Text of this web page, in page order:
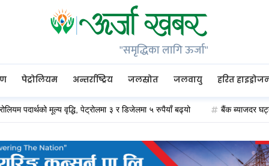
"समृद्धिका लागि ऊर्जा"
पेट्रोलियम अन्तर्राष्ट्रिय जलस्रोत जलवायु हरित
मूल्य वृद्धि, पेट्रोलमा ३ र डिजेलमा ५ रुपैयाँ बढ्यो बैंक ब्याजदर घट्दा अप्पर